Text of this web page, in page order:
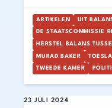
ARTIKELEN UIT
DE STAATSCOMMISSIE
HERSTEL BALANS
MURAD BAKER
TWEEDE KAMER
23 JULI 2024